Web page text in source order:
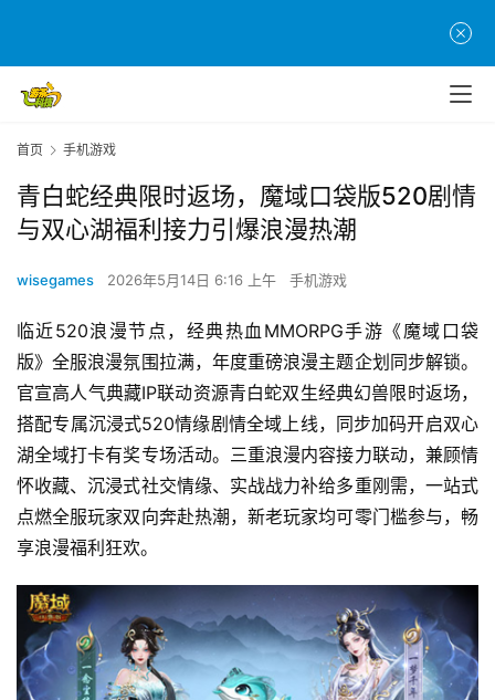
首页 手机游戏
青白蛇经典限时返场，魔域口袋版520剧情
与双心湖福利接力引爆浪漫热潮
wisegames 2026年5月14日 6:16 上午 手机游戏
临近520浪漫节点，经典热血MMORPG手游《魔域口袋
版》全服浪漫氛围拉满，年度重磅浪漫主题企划同步解锁。
官宣高人气典藏IP联动资源青白蛇双生经典幻兽限时返场，
搭配专属沉浸式520情缘剧情全域上线，同步加码开启双心
湖全域打卡有奖专场活动。三重浪漫内容接力联动，兼顾情
怀收藏、沉浸式社交情缘、实战战力补给多重刚需，一站式
点燃全服玩家双向奔赴热潮，新老玩家均可零门槛参与，畅
享浪漫福利狂欢。